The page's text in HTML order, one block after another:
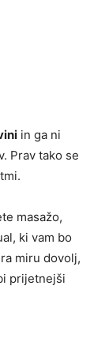
in ga ni
Prav tako se
masažo,
ki vam bo
miru dovolj,
prijetnejši